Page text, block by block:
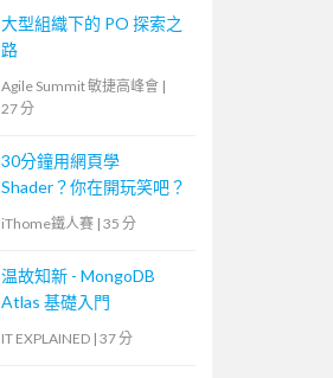
大型組織下的 PO 探索之
路
Agile Summit 敏捷高峰會 |
27 分
30分鐘用網頁學
Shader？你在開玩笑吧？
iThome鐵人賽 | 35 分
温故知新 - MongoDB
Atlas 基礎入門
IT EXPLAINED | 37 分